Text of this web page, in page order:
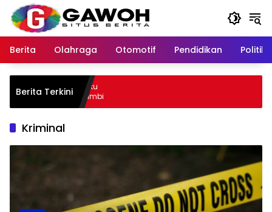
Langsung
konten
Berita
Olahraga Otomotif Pendidikan Politik
Berita Terkini
Tangkap Pelaku
Kabur ke Jambi
Kriminal